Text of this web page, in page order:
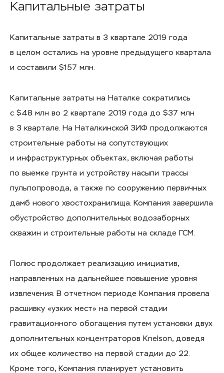
Капитальные затраты
Капитальные затраты в 3 квартале 2019 года
в целом остались на уровне предыдущего квартала
и составили $157 млн.
Капитальные затраты на Наталке сократились
с $48 млн во 2 квартале 2019 года до $37 млн
в 3 квартале. На Наталкинской ЗИФ продолжаются
строительные работы на сопутствующих
и инфраструктурных объектах, включая работы
по выемке грунта и устройству насыпи трассы
пульпопровода, а также по сооружению первичных
дамб нового хвостохранилища. Компания завершила
обустройство дополнительных водозаборных
скважин и строительные работы на складе ГСМ.
Полюс продолжает реализацию инициатив,
направленных на дальнейшее повышение уровня
извлечения. В отчетном периоде Компания провела
расшивку «узких мест» на первой стадии
гравитационного обогащения путем установки двух
дополнительных концентраторов Knelson, доведя
их общее количество на первой стадии до 22.
Кроме того, Компания планирует установить